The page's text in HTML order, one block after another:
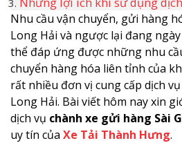
Nhu cầu vận chuyển, gửi hàng
Long Hải và ngược lại đang
thể đáp ứng được những nhu
chuyển hàng hóa liên tỉnh của
rất nhiều đơn vị cung cấp dịch
Long Hải. Bài viết hôm nay xin
dịch vụ chành xe gửi hàng Sài
uy tín của Xe Tải Thành Hưng.